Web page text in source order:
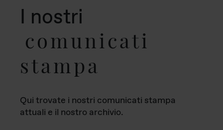
I nostri
comunicati
stampa
Qui trovate i nostri comunicati stampa
attuali e il nostro archivio.